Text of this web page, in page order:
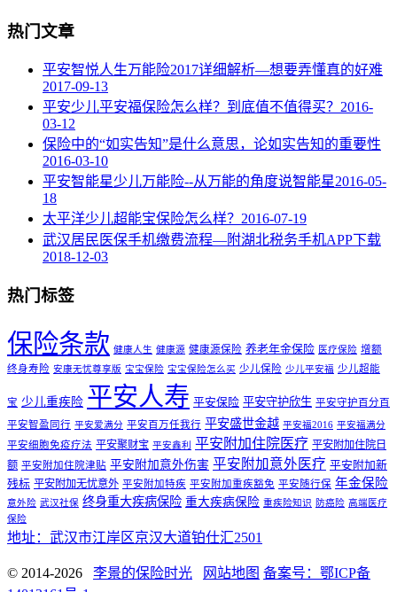
热门文章
平安智悦人生万能险2017详细解析—想要弄懂真的好难
2017-09-13
平安少儿平安福保险怎么样？到底值不值得买？ 2016-
03-12
保险中的“如实告知”是什么意思，论如实告知的重要性
2016-03-10
平安智能星少儿万能险--从万能的角度说智能星2016-05-
18
太平洋少儿超能宝保险怎么样？ 2016-07-19
武汉居民医保手机缴费流程—附湖北税务手机APP下载
2018-12-03
热门标签
保险条款 健康人生 健康源 健康源保险 养老年金保险 医疗保险 增额
终身寿险 安康无忧尊享版 宝宝保险 宝宝保险怎么买 少儿保险 少儿平安福 少儿超能
宝 少儿重疾险 平安人寿 平安保险 平安守护欣生 平安守护百分百
平安智盈同行 平安爱满分 平安百万任我行 平安盛世金越 平安福2016 平安福满分
平安细胞免疫疗法 平安聚财宝 平安鑫利 平安附加住院医疗 平安附加住院日
额 平安附加住院津贴 平安附加意外伤害 平安附加意外医疗 平安附加新
残标 平安附加无忧意外 平安附加特疾 平安附加重疾豁免 平安随行保 年金保险
意外险 武汉社保 终身重大疾病保险 重大疾病保险 重疾险知识 防癌险 高端医疗
保险
地址：武汉市江岸区京汉大道铂仕汇2501
© 2014-2026 李景的保险时光 网站地图 备案号：鄂ICP备